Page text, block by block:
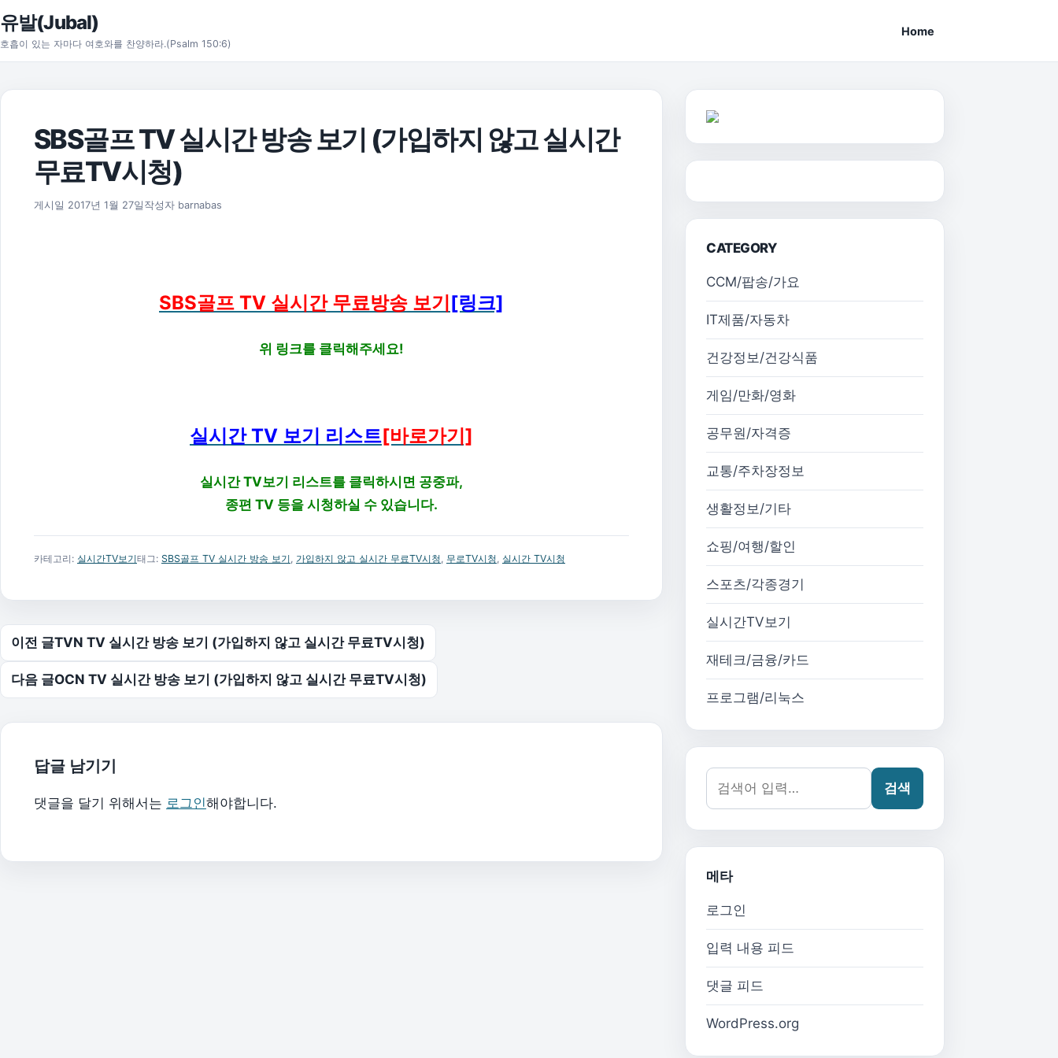
본문으로 건너뛰기
유발(Jubal)
호흡이 있는 자마다 여호와를 찬양하라.(Psalm 150:6)
Home
SBS골프 TV 실시간 방송 보기 (가입하지 않고 실시간
무료TV시청)
게시일 2017년 1월 27일 2019년 2월 1일
작성자 barnabas
SBS골프 TV 실시간 무료방송 보기 [링크]
위 링크를 클릭해주세요!
실시간 TV 보기 리스트[바로가기]
실시간 TV보기 리스트를 클릭하시면 공중파,
종편 TV 등을 시청하실 수 있습니다.
카테고리: 실시간TV보기태그: SBS골프 TV 실시간 방송 보기 가입하지 않고 실시간 무료TV시청 무로TV시청 실시간 TV시청
글 탐색
이전 글TVN TV 실시간 방송 보기 (가입하지 않고 실시간 무료TV시청)
다음 글OCN TV 실시간 방송 보기 (가입하지 않고 실시간 무료TV시청)
답글 남기기
댓글을 달기 위해서는 로그인해야합니다.
CATEGORY
CCM/팝송/가요
IT제품/자동차
건강정보/건강식품
게임/만화/영화
공무원/자격증
교통/주차장정보
생활정보/기타
쇼핑/여행/할인
스포츠/각종경기
실시간TV보기
재테크/금융/카드
프로그램/리눅스
검색어:
검색
메타
로그인
입력 내용 피드
댓글 피드
WordPress.org